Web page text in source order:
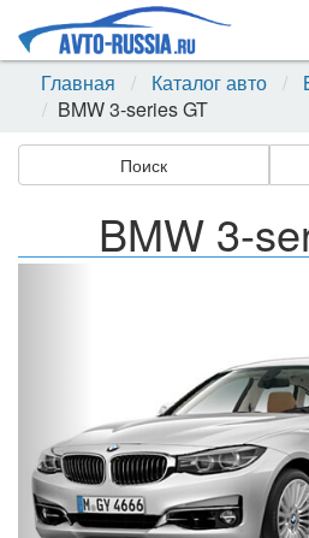
Главная
Каталог авто
BMW 3-series GT
Поиск
BMW 3-